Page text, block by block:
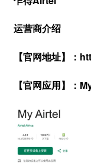
运营商介绍
【官网地址】：
【官网应用】：